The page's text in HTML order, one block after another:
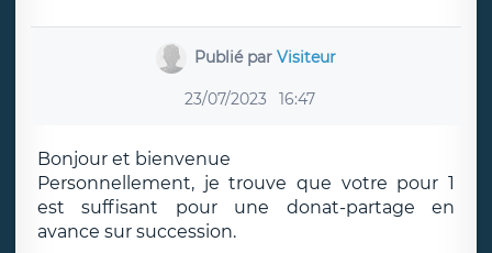
Publié parVisiteur
23/07/2023 16:47
Bonjour et bienvenue
Personnellement, je trouve que votre pour 1
est suffisant pour une donat-partage en
avance sur succession.